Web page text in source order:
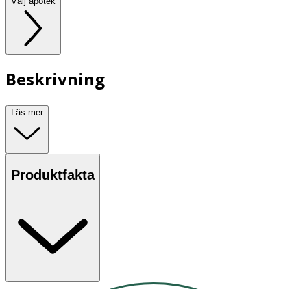
Beskrivning
Läs mer
Produktfakta